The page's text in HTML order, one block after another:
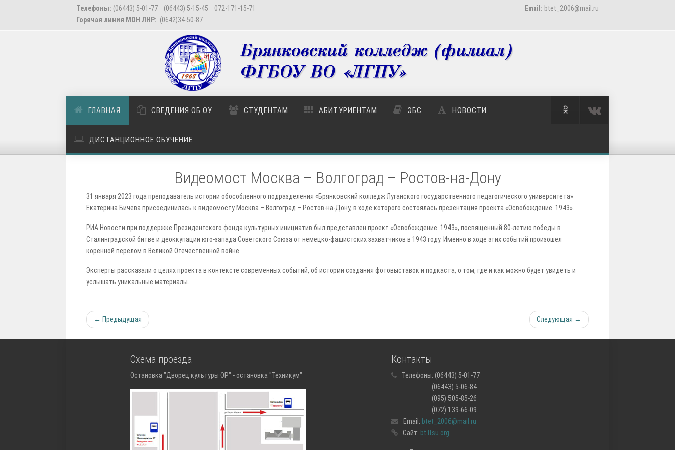
Телефоны: (06443) 5-01-77 (06443) 5-15-45 072-171-15-71
Горячая линия МОН ЛНР: (0642)34-50-87
Email: btet_2006@mail.ru
ГЛАВНАЯ СВЕДЕНИЯ ОБ ОУ СТУДЕНТАМ АБИТУРИЕНТАМ ЭБС НОВОСТИ
ДИСТАНЦИОННОЕ ОБУЧЕНИЕ
Видеомост Москва – Волгоград – Ростов-на-Дону
31 января 2023 года преподаватель истории обособленного подразделения «Брянковский колледж Луганского государственного педагогического университета»
Екатерина Бичева присоединилась к видеомосту Москва – Волгоград – Ростов-на-Дону, в ходе которого состоялась презентация проекта «Освобождение. 1943».
РИА Новости при поддержке Президентского фонда культурных инициатив был представлен проект «Освобождение. 1943», посвященный 80-летию победы в
Сталинградской битве и деоккупации юго-запада Советского Союза от немецко-фашистских захватчиков в 1943 году. Именно в ходе этих событий произошел
коренной перелом в Великой Отечественной войне.
Эксперты рассказали о целях проекта в контексте современных событий, об истории создания фотовыставок и подкаста, о том, где и как можно будет увидеть и
услышать уникальные материалы.
← Предыдущая Следующая →
Схема проезда
Остановка "Дворец культуры ОР" - остановка "Техникум"
Контакты
Телефоны: (06443) 5-01-77
(06443) 5-06-84
(095) 505-85-26
(072) 139-66-09
Email: btet_2006@mail.ru
Сайт: bt.ltsu.org